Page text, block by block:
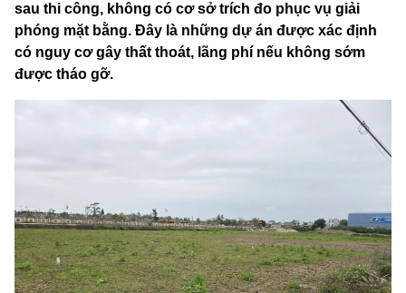
sau thi công, không có cơ sở trích đo phục vụ giải
phóng mặt bằng. Đây là những dự án được xác định
có nguy cơ gây thất thoát, lãng phí nếu không sớm
được tháo gỡ.